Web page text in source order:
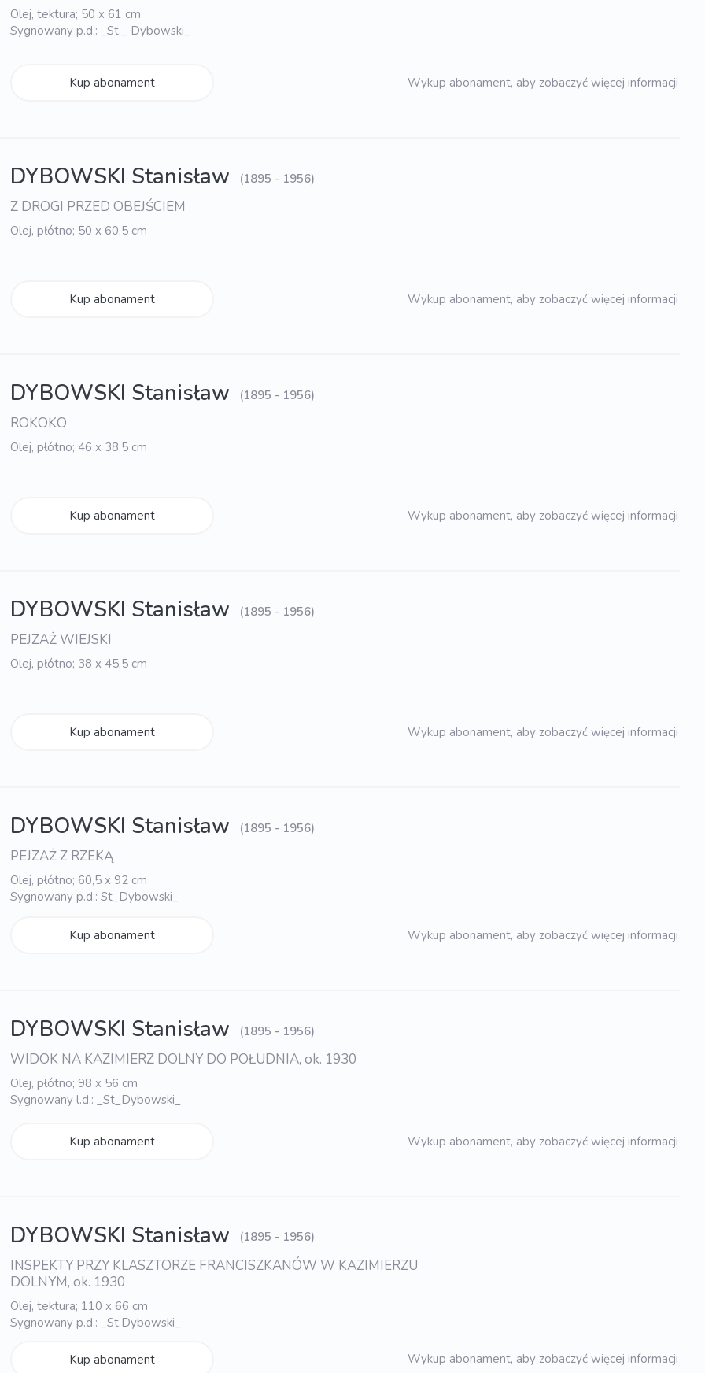
Olej, tektura; 50 x 61 cm
Sygnowany p.d.: _St._ Dybowski_
Kup abonament Wykup abonament, aby zobaczyć więcej informacji
DYBOWSKI Stanisław (1895 - 1956)
Z DROGI PRZED OBEJŚCIEM
Olej, płótno; 50 x 60,5 cm
Kup abonament Wykup abonament, aby zobaczyć więcej informacji
DYBOWSKI Stanisław (1895 - 1956)
ROKOKO
Olej, płótno; 46 x 38,5 cm
Kup abonament Wykup abonament, aby zobaczyć więcej informacji
DYBOWSKI Stanisław (1895 - 1956)
PEJZAŻ WIEJSKI
Olej, płótno; 38 x 45,5 cm
Kup abonament Wykup abonament, aby zobaczyć więcej informacji
DYBOWSKI Stanisław (1895 - 1956)
PEJZAŻ Z RZEKĄ
Olej, płótno; 60,5 x 92 cm
Sygnowany p.d.: St_Dybowski_
Kup abonament Wykup abonament, aby zobaczyć więcej informacji
DYBOWSKI Stanisław (1895 - 1956)
WIDOK NA KAZIMIERZ DOLNY DO POŁUDNIA, ok. 1930
Olej, płótno; 98 x 56 cm
Sygnowany l.d.: _St_Dybowski_
Kup abonament Wykup abonament, aby zobaczyć więcej informacji
DYBOWSKI Stanisław (1895 - 1956)
INSPEKTY PRZY KLASZTORZE FRANCISZKANÓW W KAZIMIERZU
DOLNYM, ok. 1930
Olej, tektura; 110 x 66 cm
Sygnowany p.d.: _St.Dybowski_
Kup abonament Wykup abonament, aby zobaczyć więcej informacji